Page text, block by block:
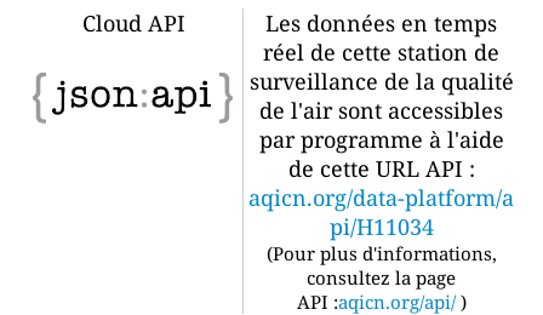
Cloud API
Les données en temps
réel de cette station de
surveillance de la qualité
de l'air sont accessibles
par programme à l'aide
de cette URL API :
aqicn.org/data-platform/a
pi/H11034
(Pour plus d'informations,
consultez la page
API :aqicn.org/api/ )